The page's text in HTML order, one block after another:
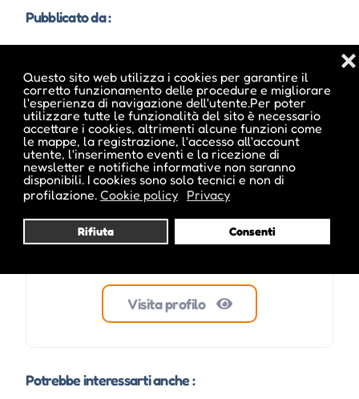
Questo sito web utilizza i cookies per garantire il
corretto funzionamento delle procedure e migliorare
l'esperienza di navigazione dell'utente.Per poter
utilizzare tutte le funzionalità del sito è necessario
accettare i cookies, altrimenti alcune funzioni come
le mappe, la registrazione, l'accesso all'account
utente, l'inserimento eventi e la ricezione di
newsletter e notifiche informative non saranno
disponibili. I cookies sono solo tecnici e non di
profilazione. Cookie policy Privacy
Rifiuta Consenti
❌
Pubblicato da :
cristina inside
Visita profilo
Potrebbe interessarti anche :